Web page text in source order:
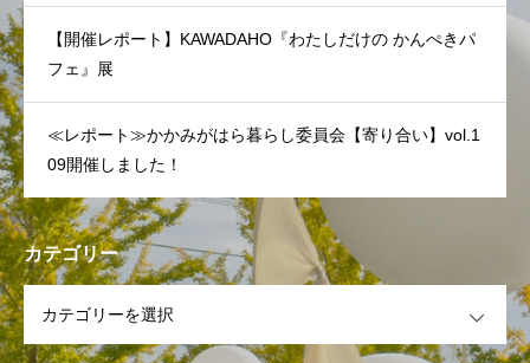
Instagram
かかみがはら暮らし委員会とは？
【開催レポート】KAWADAHO『わたしだけの かんぺきパ
フェ』展
≪レポート≫かかみがはら暮らし委員会【寄り合い】vol.1
09開催しました！
カテゴリー